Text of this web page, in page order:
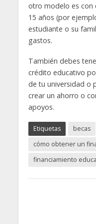
otro modelo es con
15 años (por
estudiante o su
gastos.
También debes
crédito educativo
de tu universidad o
crear un ahorro o
apoyos.
Etiquetas
becas
cómo obtener un
financiamiento